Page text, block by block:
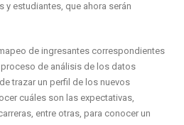
estudiantes, que ahora serán
de ingresantes correspondientes
de análisis de los datos
trazar un perfil de los nuevos
cuáles son las expectativas,
entre otras, para conocer un